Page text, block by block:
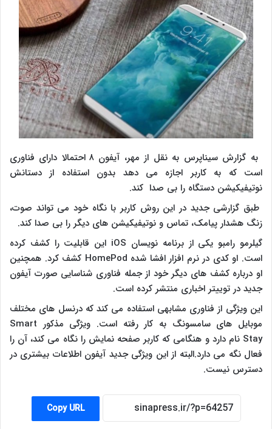
به گزارش سیناپرس به نقل از مهر، آیفون ۸ احتمالا دارای فناوری
است که به کاربر اجازه می دهد بدون استفاده از دستانش
نوتیفیکیشن دستگاه را بی صدا کند.
طبق گزارشی جدید در این روش کاربر با نگاه خود می تواند صوت،
زنگ هشدار پیامک، تماس و نوتیفیکیشن های دیگر را بی صدا کند.
گیلرمو رامبو یکی از برنامه نویسان iOS این قابلیت را کشف کرده
است. او کدی در نرم افزار افشا شده HomePod کشف کرد. همچنین
او درباره کشف های دیگر خود از جمله فناوری شناسایی صورت آیفون
جدید در توییتر اخباری منتشر کرده است.
این ویژگی از فناوری مشابهی استفاده می کند که درنسل های مختلف
موبایل های سامسونگ به کار رفته است. ویژگی مذکور Smart
Stay نام دارد و هنگامی که کاربر صفحه نمایش را نگاه می کند، آن را
فعال نگه می دارد.البته از این ویژگی جدید آیفون اطلاعات بیشتری در
دسترس نیست.
Copy URL